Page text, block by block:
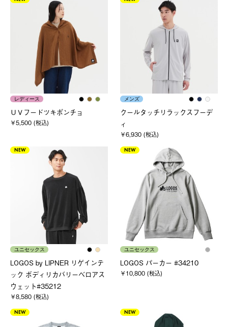
レディース
ＵＶフードツキポンチョ
￥5,500 (税込)
メンズ
クールタッチリラックスフーデ
ィ
￥6,930 (税込)
NEW
ユニセックス
LOGOS by LIPNER リゲインテ
ック ボディリカバリーベロアス
ウェット#35212
￥8,580 (税込)
NEW
ユニセックス
LOGOS パーカー #34210
￥10,800 (税込)
NEW NEW